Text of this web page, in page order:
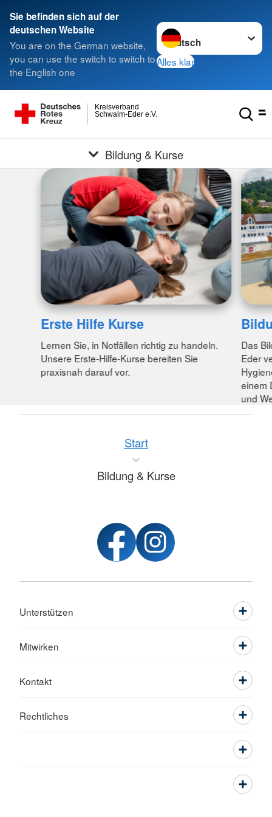
Sie befinden sich auf der
deutschen Website
You are on the German website,
you can use the switch to switch to
the English one
Sprache wechseln zu
Alles klar
Schwalm-Eder e.V.
Kreisverband
Bildung & Kurse
Erste Hilfe Kurse
Lernen Sie, in Notfällen richtig zu handeln.
Unsere Erste-Hilfe-Kurse bereiten Sie
praxisnah darauf vor.
Das
Eder
einem
und
Start
Bildung & Kurse
Unterstützen
Mitwirken
Kontakt
Rechtliches